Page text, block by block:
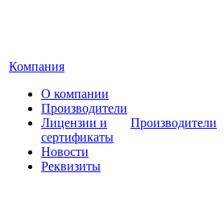
Компания
О компании
Производители
Лицензии и
сертификаты
Новости
Реквизиты
Производители